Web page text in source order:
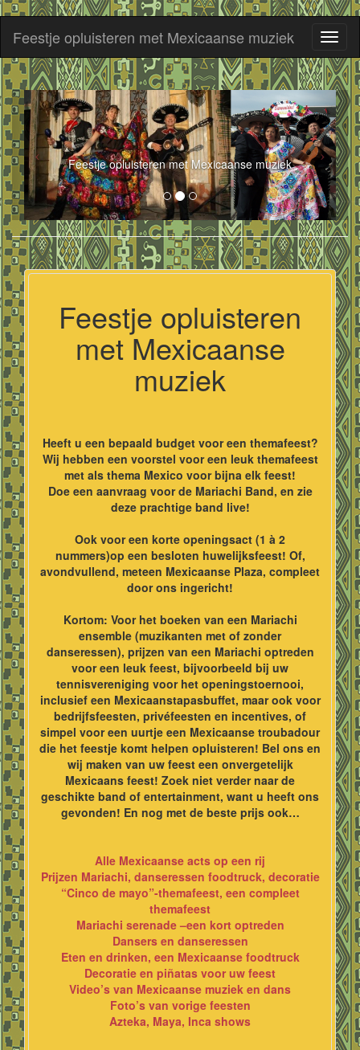
Feestje opluisteren met Mexicaanse muziek
Feestje opluisteren met Mexicaanse muziek
Feestje opluisteren
met Mexicaanse
muziek
Heeft u een bepaald budget voor een themafeest?
Wij hebben een voorstel voor een leuk themafeest
met als thema Mexico voor bijna elk feest!
Doe een aanvraag voor de Mariachi Band, en zie
deze prachtige band live!
Ook voor een korte openingsact (1 à 2
nummers)op een besloten huwelijksfeest! Of,
avondvullend, meteen Mexicaanse Plaza, compleet
door ons ingericht!
Kortom: Voor het boeken van een Mariachi
ensemble (muzikanten met of zonder
danseressen), prijzen van een Mariachi optreden
voor een leuk feest, bijvoorbeeld bij uw
tennisvereniging voor het openingstoernooi,
inclusief een Mexicaanstapasbuffet, maar ook voor
bedrijfsfeesten, privéfeesten en incentives, of
simpel voor een uurtje een Mexicaanse troubadour
die het feestje komt helpen opluisteren! Bel ons en
wij maken van uw feest een onvergetelijk
Mexicaans feest! Zoek niet verder naar de
geschikte band of entertainment, want u heeft ons
gevonden! En nog met de beste prijs ook…
Alle Mexicaanse acts op een rij
Prijzen Mariachi, danseressen foodtruck, decoratie
“Cinco de mayo”-themafeest, een compleet
themafeest
Mariachi serenade –een kort optreden
Dansers en danseressen
Eten en drinken, een Mexicaanse foodtruck
Decoratie en piñatas voor uw feest
Video’s van Mexicaanse muziek en dans
Foto’s van vorige feesten
Azteka, Maya, Inca shows